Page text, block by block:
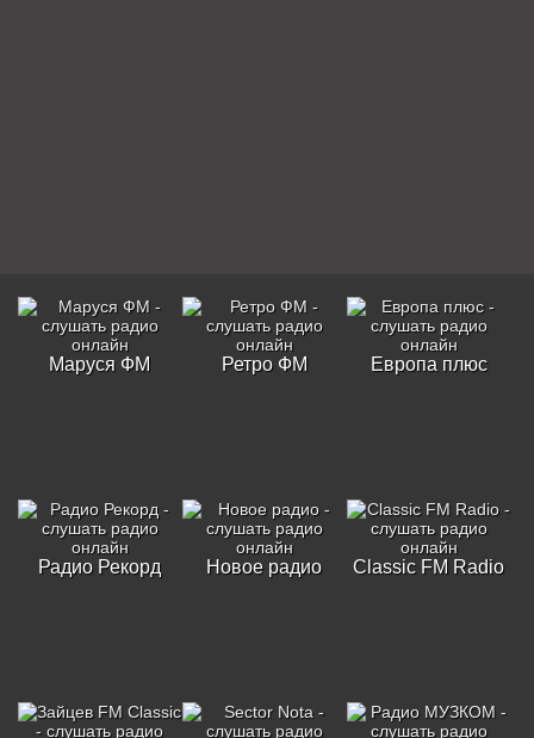
Маруся ФМ Ретро ФМ Европа плюс
Радио Рекорд Новое радио Classic FM Radio